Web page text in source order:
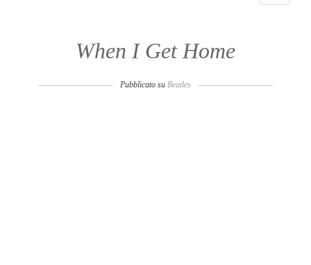
When I Get Home
Pubblicato su Beatles